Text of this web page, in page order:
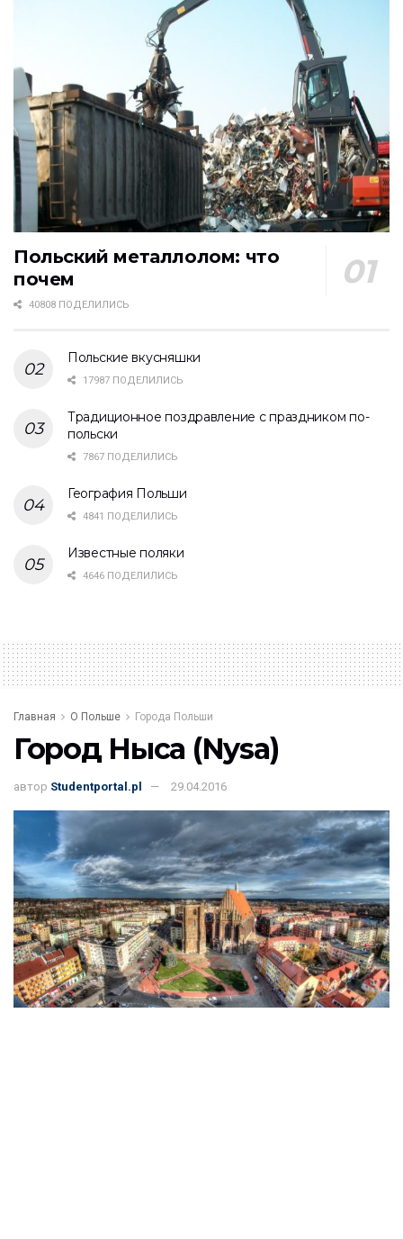
Польский металлолом: что
почем
40808 ПОДЕЛИЛИСЬ
Польские вкусняшки
17987 ПОДЕЛИЛИСЬ
Традиционное поздравление с праздником по-
польски
7867 ПОДЕЛИЛИСЬ
География Польши
4841 ПОДЕЛИЛИСЬ
Известные поляки
4646 ПОДЕЛИЛИСЬ
Главная О Польше Города Польши
Город Ныса (Nysa)
автор Studentportal.pl 29.04.2016